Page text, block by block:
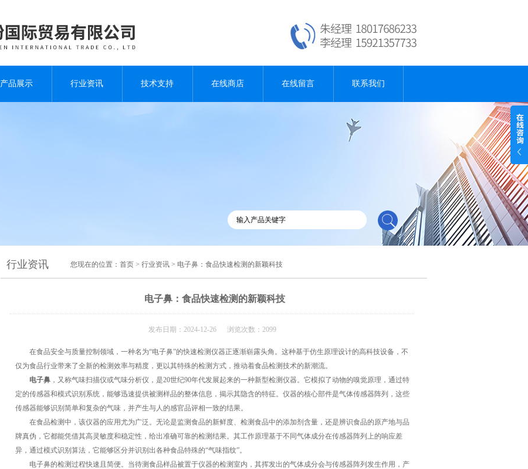
产品展示 行业资讯 技术支持 在线商店 在线留言 联系我们
行业资讯 您现在的位置： 首页 > 行业资讯 > 电子鼻：食品快速检测的新颖科技
电子鼻：食品快速检测的新颖科技
发布日期：2024-12-26 浏览次数：2099
在食品安全与质量控制领域，一种名为“电子鼻”的快速检测仪器正逐渐崭露头角。这种基于仿生原理设计的高科技设备，不
仅为食品行业带来了全新的检测效率与精度，更以其特殊的检测方式，推动着食品检测技术的新潮流。
电子鼻 ，又称气味扫描仪或气味分析仪，是20世纪90年代发展起来的一种新型检测仪器。它模拟了动物的嗅觉原理，通过特
定的传感器和模式识别系统，能够迅速提供被测样品的整体信息，揭示其隐含的特征。仪器的核心部件是气体传感器阵列，这些
传感器能够识别简单和复杂的气味，并产生与人的感官品评相一致的结果。
在食品检测中，该仪器的应用尤为广泛。无论是监测食品的新鲜度、检测食品中的添加剂含量，还是辨识食品的原产地与品
牌真伪，它都能凭借其高灵敏度和稳定性，给出准确可靠的检测结果。其工作原理基于不同气体成分在传感器阵列上的响应差
异，通过模式识别算法，它能够区分并识别出各种食品特殊的“气味指纹”。
电子鼻的检测过程快速且简便。当待测食品样品被置于仪器的检测室内，其挥发出的气体成分会与传感器阵列发生作用，产